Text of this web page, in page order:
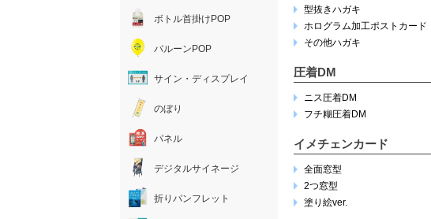
型抜きハガキ
ホログラム加工ポストカード
その他ハガキ
圧着DM
ニス圧着DM
フチ糊圧着DM
イメチェンカード
全面窓型
2つ窓型
塗り絵ver.
ボトル首掛けPOP
バルーンPOP
サイン・ディスプレイ
のぼり
パネル
デジタルサイネージ
折りパンフレット